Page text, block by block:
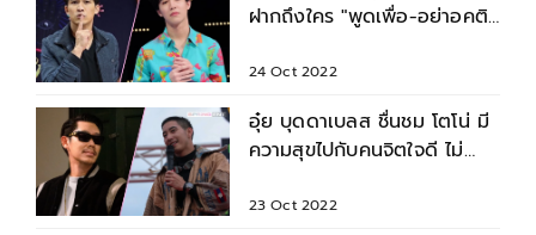
ฝากถึงใคร "พูดเพื่อ-อย่าอคติ"
24 Oct 2022
อุ๋ย บุดดาเบลส ชื่นชม โตโน่ มี
ความสุขไปกับคนจิตใจดี ไม่
23 Oct 2022